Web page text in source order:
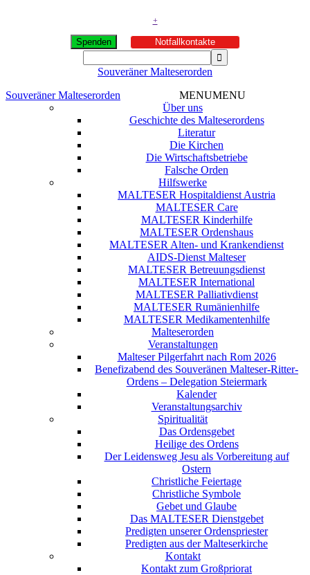
+
Spenden Notfallkontakte
Souveräner Malteserorden
Souveräner Malteserorden
MENUMENU
Über uns
Geschichte des Malteserordens
Literatur
Die Kirchen
Die Wirtschaftsbetriebe
Falsche Orden
Hilfswerke
MALTESER Hospitaldienst Austria
MALTESER Care
MALTESER Kinderhilfe
MALTESER Ordenshaus
MALTESER Alten- und Krankendienst
AIDS-Dienst Malteser
MALTESER Betreuungsdienst
MALTESER International
MALTESER Palliativdienst
MALTESER Rumänienhilfe
MALTESER Medikamentenhilfe
Malteserorden
Veranstaltungen
Malteser Pilgerfahrt nach Rom 2026
Benefizabend des Souveränen Malteser-Ritter-
Ordens – Delegation Steiermark
Kalender
Veranstaltungsarchiv
Spiritualität
Das Ordensgebet
Heilige des Ordens
Der Leidensweg Jesu als Vorbereitung auf
Ostern
Christliche Feiertage
Christliche Symbole
Gebet und Glaube
Das MALTESER Dienstgebet
Predigten unserer Ordenspriester
Predigten aus der Malteserkirche
Kontakt
Kontakt zum Großpriorat